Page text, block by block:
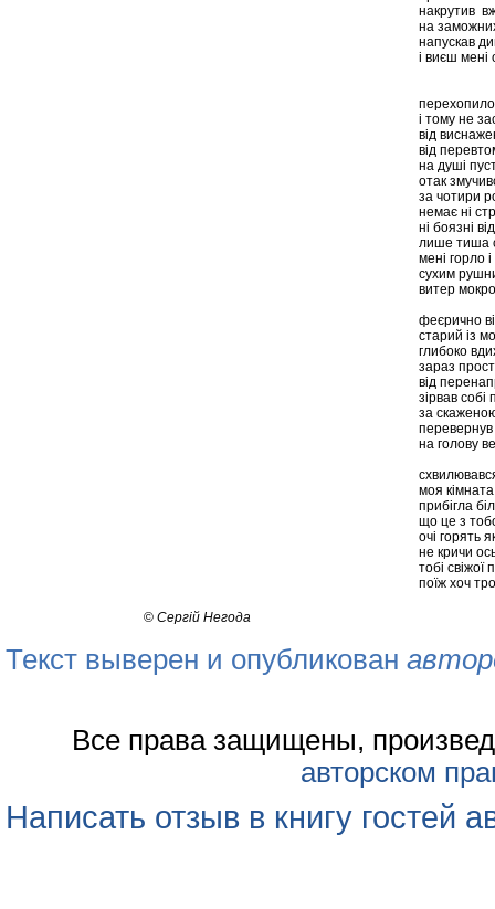
накрутив
на
напускав
і виєш мені
і тому не
від
від
на душі
отак
за чотири
немає ні
ні боязні
лише тиша
мені горло і
сухим
витер
феєрично
старий із
глибоко
зараз
від
зірвав собі
за
перевернув
на голову
моя
прибігла
що це з
очі горять
не кричи
тобі свіжої
поїж хоч
© Сергій Негода
Текст выверен и опубликован
Все права защищены,
авторском
Написать отзыв в книгу гостей